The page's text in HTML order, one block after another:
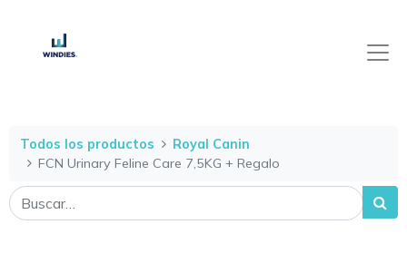
Todos los productos
Royal Canin
FCN Urinary Feline Care 7,5KG + Regalo